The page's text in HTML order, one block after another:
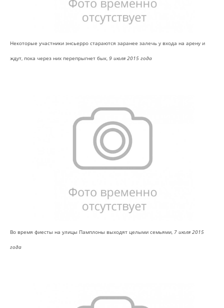
Некоторые участники энсьерро стараются заранее залечь у входа на арену и
ждут, пока через них перепрыгнет бык, 9 июля 2015 года
Во время фиесты на улицы Памплоны выходят целыми семьями, 7 июля 2015
года